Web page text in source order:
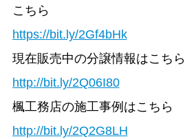
こちら
https://bit.ly/2Gf4bHk
現在販売中の分譲情報はこちら
http://bit.ly/2Q06I80
楓工務店の施工事例はこちら
http://bit.ly/2Q2G8LH